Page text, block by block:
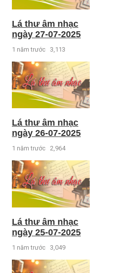
Lá thư âm nhạc
ngày 27-07-2025
1 năm trước 3,113
Lá thư âm nhạc
ngày 26-07-2025
1 năm trước 2,964
Lá thư âm nhạc
ngày 25-07-2025
1 năm trước 3,049